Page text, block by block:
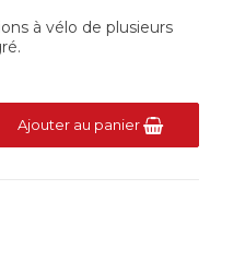
à vélo de plusieurs
Ajouter au panier